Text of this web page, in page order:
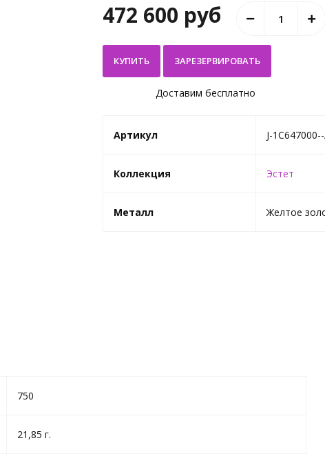
472 600 руб
КУПИТЬ
Доставим бесплатно
Артикул J-
Коллекция Эстет
Металл Желтое
750
21,85 г.